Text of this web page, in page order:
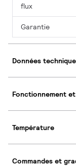
flux
Garantie
Données
Fonctionnement
Température
Commandes et